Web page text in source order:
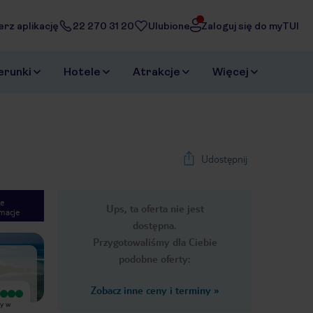
aplikację 22 270 31 20 Ulubione Zaloguj się do myTUI
Hotele Atrakcje Więcej
Udostępnij
Ups, ta oferta nie jest
dostępna.
Przygotowaliśmy dla Ciebie
podobne oferty:
Zobacz inne ceny i terminy »
Next slide
1/27
w
Wyjątkowy